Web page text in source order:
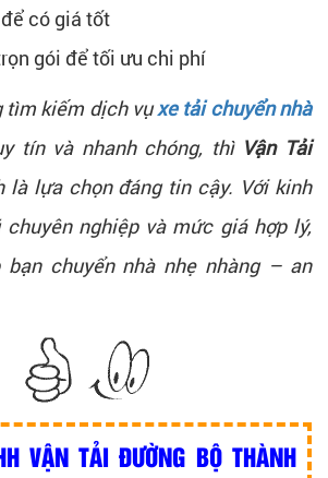
có giá tốt
gói để tối ưu chi phí
tìm kiếm dịch vụxe tải chuyển nhà
tín và nhanh chóng, thì Vận Tải
lựa chọn đáng tin cậy. Với kinh
chuyên nghiệp và mức giá hợp lý,
chuyển nhà nhẹ nhàng – an
VẬN TẢI ĐƯỜNG BỘ THÀNH